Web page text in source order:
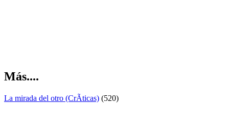
Más....
La mirada del otro (CrÃ­ticas) (520)